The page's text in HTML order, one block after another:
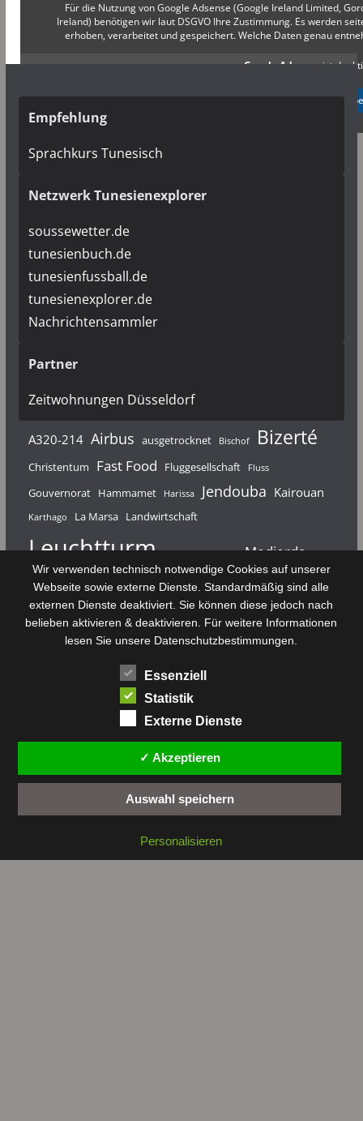
Für die Nutzung von Google Adsense (Google Ireland Limited,
Ireland) benötigen wir laut DSGVO Ihre Zustimmung. Es werden
erhoben, verarbeitet und gespeichert. Welche Daten genau
Google Adsense ist
✓ Erlauben
Empfehlung
Sprachkurs Tunesisch
Netzwerk Tunesienexplorer
soussewetter.de
tunesienbuch.de
tunesienfussball.de
tunesienexplorer.de
Nachrichtensammler
Partner
Zeitwohnungen Düsseldorf
A320-214 Airbus ausgetrocknet Bischof Bizerté
Christentum Fast Food Fluggesellschaft Fluss
Gouvernorat Hammamet Harissa Jendouba Kairouan
Karthago La Marsa Landwirtschaft
Leuchtturm Mahdia Majerda Medjerda
Monastir Médenine Nabeul Nouvelair Punier
Rundfunk Römer Salzsee Sebkha
Sfax Sidi Bou Said Souk El Arba Sousse
Stadt Tabarka Telekommunikation
Zaghouan
Wir verwenden technisch notwendige Cookies auf unserer
Webseite sowie externe Dienste. Standardmäßig sind alle
externen Dienste deaktiviert. Sie können diese jedoch nach
belieben aktivieren & deaktivieren. Für weitere Informationen
lesen Sie unsere Datenschutzbestimmungen.
Essenziell
Statistik
Externe Dienste
✓ Akzeptieren
Auswahl speichern
Personalisieren